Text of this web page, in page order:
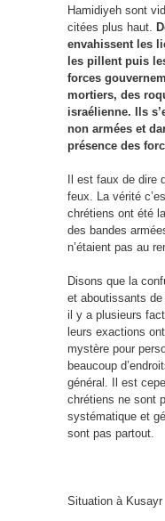
Hamidiyeh sont
citées plus haut.
envahissent les
les pillent puis
forces
mortiers, des
israélienne. Ils
non armées et
présence des
Il est faux de dire
feux. La vérité
chrétiens ont été
des bandes
n’étaient pas au
Disons que la
et aboutissants de
il y a plusieurs
leurs exactions
mystère pour
beaucoup
général. Il est
chrétiens ne sont
systématique et
sont pas partout.
Situation à Kusayr